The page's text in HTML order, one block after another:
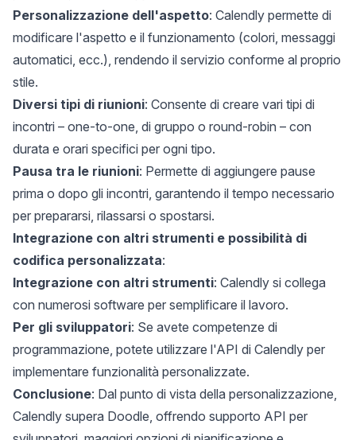
Personalizzazione dell'aspetto: Calendly permette di
modificare l'aspetto e il funzionamento (colori, messaggi
automatici, ecc.), rendendo il servizio conforme al proprio
stile.
Diversi tipi di riunioni: Consente di creare vari tipi di
incontri – one-to-one, di gruppo o round-robin – con
durata e orari specifici per ogni tipo.
Pausa tra le riunioni: Permette di aggiungere pause
prima o dopo gli incontri, garantendo il tempo necessario
per prepararsi, rilassarsi o spostarsi.
Integrazione con altri strumenti e possibilità di
codifica personalizzata:
Integrazione con altri strumenti: Calendly si collega
con numerosi software per semplificare il lavoro.
Per gli sviluppatori: Se avete competenze di
programmazione, potete utilizzare l'API di Calendly per
implementare funzionalità personalizzate.
Conclusione: Dal punto di vista della personalizzazione,
Calendly supera Doodle, offrendo supporto API per